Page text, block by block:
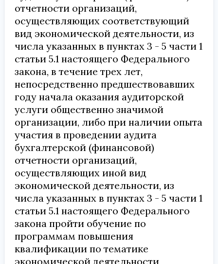
отчетности организаций,
осуществляющих соответствующий
вид экономической деятельности, из
числа указанных в пунктах 3 - 5 части 1
статьи 5.1 настоящего Федерального
закона, в течение трех лет,
непосредственно предшествовавших
году начала оказания аудиторской
услуги общественно значимой
организации, либо при наличии опыта
участия в проведении аудита
бухгалтерской (финансовой)
отчетности организаций,
осуществляющих иной вид
экономической деятельности, из
числа указанных в пунктах 3 - 5 части 1
статьи 5.1 настоящего Федерального
закона пройти обучение по
программам повышения
квалификации по тематике
экономической деятельности